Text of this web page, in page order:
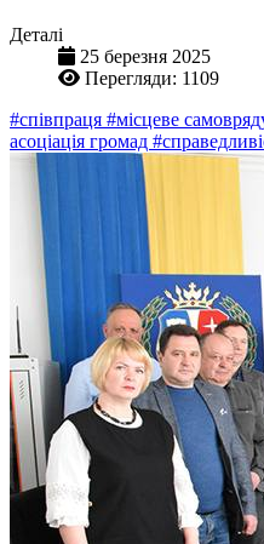
Деталі
25 березня 2025
Перегляди: 1109
#співпраця #місцеве
асоціація громад